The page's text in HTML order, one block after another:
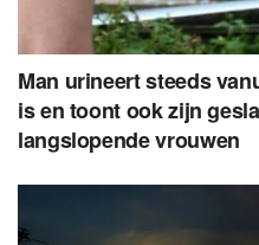
Man urineert steeds
is en toont ook zijn
langslopende vrouwen